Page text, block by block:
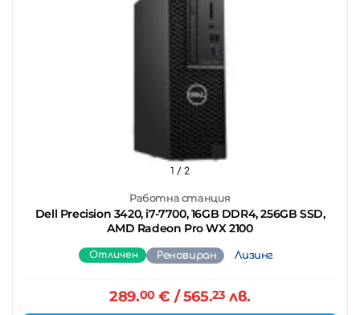
Работна станция
Dell Precision 3420, i7-7700, 16GB DDR4, 256GB SSD,
AMD Radeon Pro WX 2100
1 / 2
Отличен Реновиран Лизинг
289.00€ / 565.23 лв.